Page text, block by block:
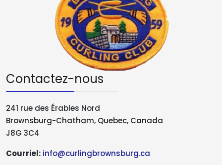
Contactez-nous
241 rue des Érables Nord
Brownsburg-Chatham, Quebec, Canada
J8G 3C4
Courriel: info@curlingbrownsburg.ca